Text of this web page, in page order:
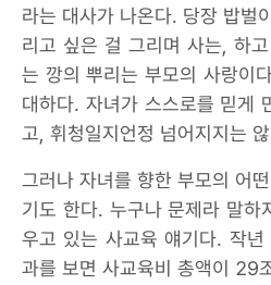
라는 대사가 나온다. 당장 밥벌
리고 싶은 걸 그리며 사는, 하
는 깡의 뿌리는 부모의 사랑이
대하다. 자녀가 스스로를 믿게
고, 휘청일지언정 넘어지지는
그러나 자녀를 향한 부모의 어
기도 한다. 누구나 문제라 말하
우고 있는 사교육 얘기다. 작
과를 보면 사교육비 총액이 29